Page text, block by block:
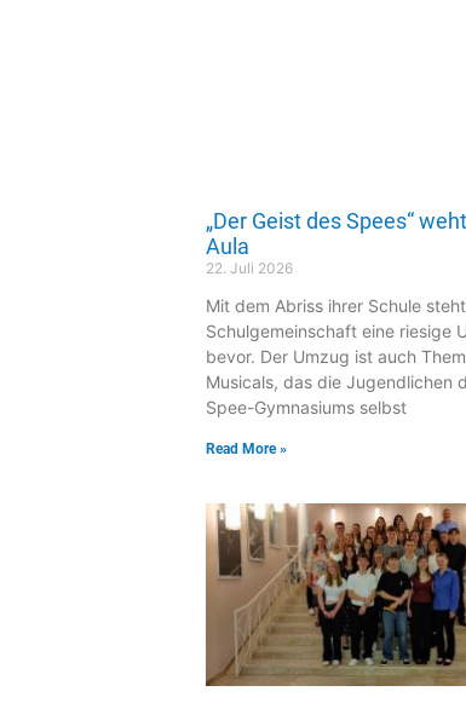
„Der Geist des Spees“
Aula
22. Juli 2026
Mit dem Abriss ihrer Schule
Schulgemeinschaft eine riesige
bevor. Der Umzug ist auch
Musicals, das die Jugendlichen
Spee-Gymnasiums selbst
Read More »